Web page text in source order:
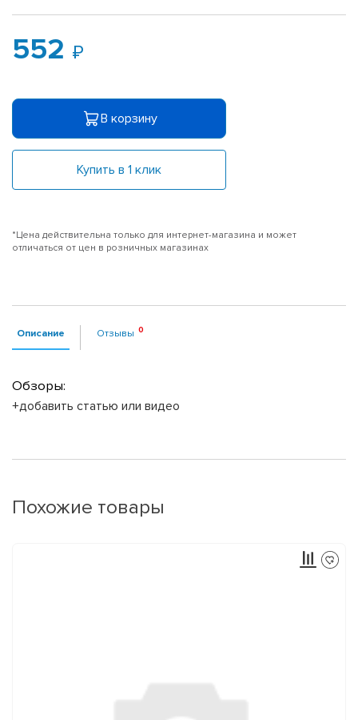
552
В корзину
Купить в 1 клик
*Цена действительна только для интернет-магазина и может
отличаться от цен в розничных магазинах
Описание Отзывы
Обзоры:
+добавить статью или видео
Похожие товары